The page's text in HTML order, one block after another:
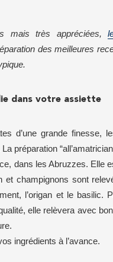
mais très appréciées,
des meilleures
dans votre assiette
d’une grande finesse,
préparation
dans les Abruzzes. Elle
et champignons sont
l’origan et le basilic.
elle relèvera avec
ingrédients à l’avance.